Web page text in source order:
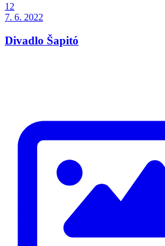
12
7. 6. 2022
Divadlo Šapitó